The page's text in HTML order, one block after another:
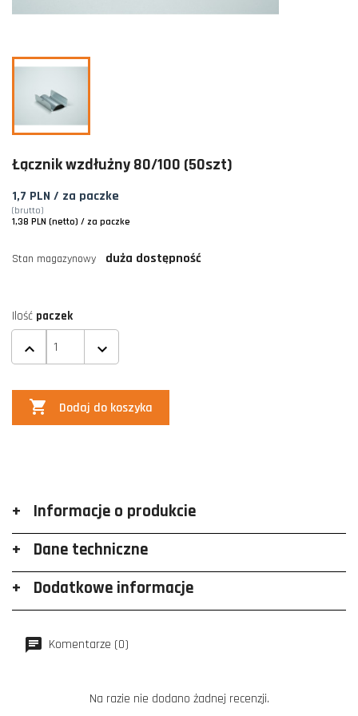
Łącznik wzdłużny 80/100 (50szt)
1,7 PLN / za paczke
(brutto)
1,38 PLN (netto) / za paczke
Stan magazynowy duża dostępność
Ilość paczek
 Dodaj do koszyka
Informacje o produkcie
Dane techniczne
Dodatkowe informacje
Komentarze (0)
Na razie nie dodano żadnej recenzji.